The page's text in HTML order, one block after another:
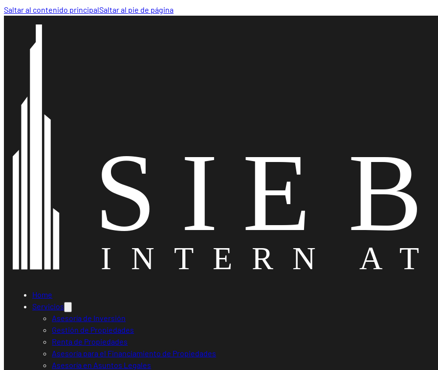
Saltar al contenido principalSaltar al pie de página
Home
Servicios
Asesoría de Inversión
Gestión de Propiedades
Renta de Propiedades
Asesoría para el Financiamiento de Propiedades
Asesoría en Asuntos Legales